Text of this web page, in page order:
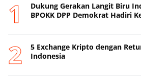
Dukung Gerakan Langit Biru
BPOKK DPP Demokrat Hadiri
5 Exchange Kripto dengan
Indonesia